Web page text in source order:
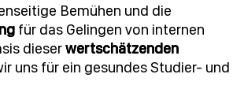
Bemühen und die
für das Gelingen von internen
dieserwertschätzenden
uns für ein gesundes Studier- und